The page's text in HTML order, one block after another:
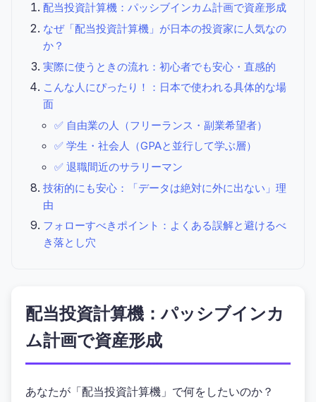
配当投資計算機：パッシブインカム計画で資産形成
なぜ「配当投資計算機」が日本の投資家に人気なの
か？
実際に使うときの流れ：初心者でも安心・直感的
こんな人にぴったり！：日本で使われる具体的な場
面
✅ 自由業の人（フリーランス・副業希望者）
✅ 学生・社会人（GPAと並行して学ぶ層）
✅ 退職間近のサラリーマン
技術的にも安心：「データは絶対に外に出ない」理
由
フォローすべきポイント：よくある誤解と避けるべ
き落とし穴
配当投資計算機：パッシブインカ
ム計画で資産形成
あなたが「配当投資計算機」で何をしたいのか？